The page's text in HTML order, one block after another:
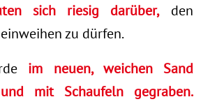
sich riesig darüber, den
zu dürfen.
im neuen, weichen Sand
mit Schaufeln gegraben.